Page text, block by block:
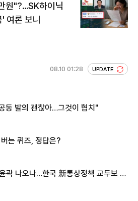
원"?…SK하이닉
여론 보니
08.10 01:28 UPDATE
동 발의 괜찮아…그것이 협치"
는 퀴즈, 정답은?
곽 나오나…한국 新통상정책 교두보 활